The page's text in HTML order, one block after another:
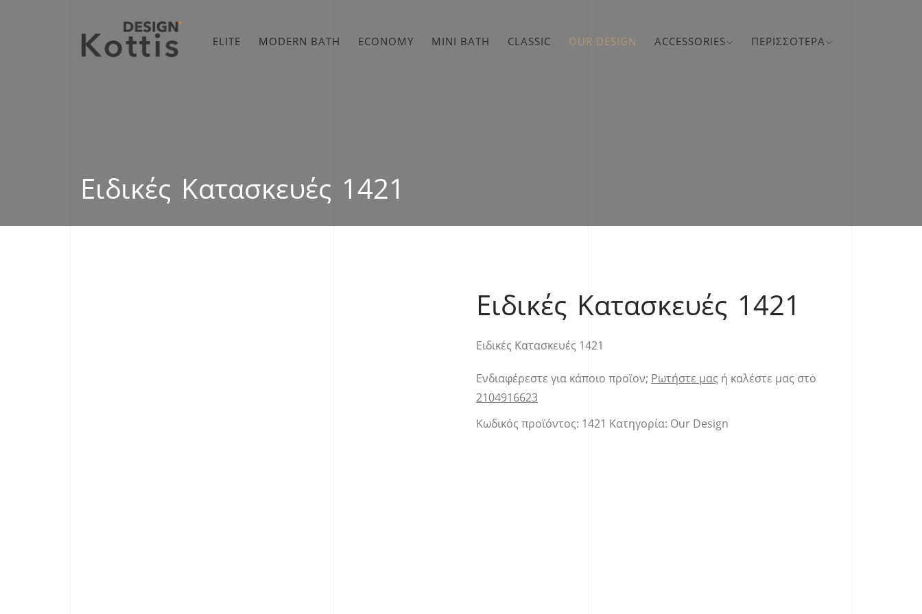
ELITE MODERN BATH ECONOMY MINI BATH CLASSIC OUR DESIGN ACCESSORIES ΠΕΡΙΣΣΌΤΕΡΑ
Ειδικές Κατασκευές 1421
Ειδικές Κατασκευές 1421
Ειδικές Κατασκευές 1421
Ενδιαφέρεστε για κάποιο προϊον; Ρωτήστε μας ή καλέστε μας στο
2104916623
Κωδικός προϊόντος: 1421 Κατηγορία: Our Design